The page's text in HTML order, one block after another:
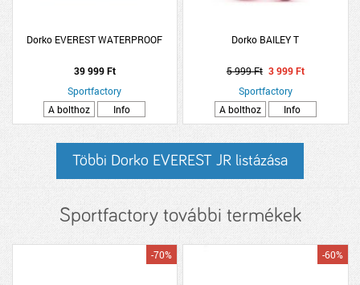
Dorko EVEREST WATERPROOF
39 999 Ft
Sportfactory
A bolthoz
Info
Dorko BAILEY T
5 999 Ft 3 999 Ft
Sportfactory
A bolthoz
Info
Többi Dorko EVEREST JR listázása
Sportfactory további termékek
-70% -60%